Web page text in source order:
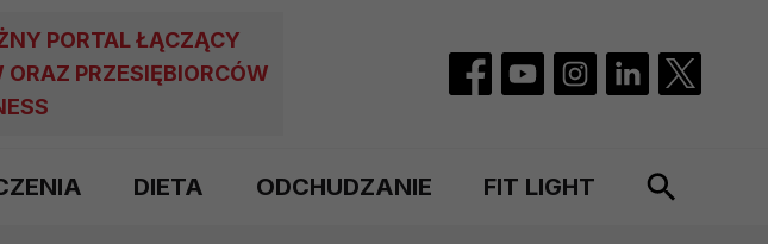
PORTAL ŁĄCZĄCY
PRZESIĘBIORCÓW
DIETA ODCHUDZANIE FIT LIGHT